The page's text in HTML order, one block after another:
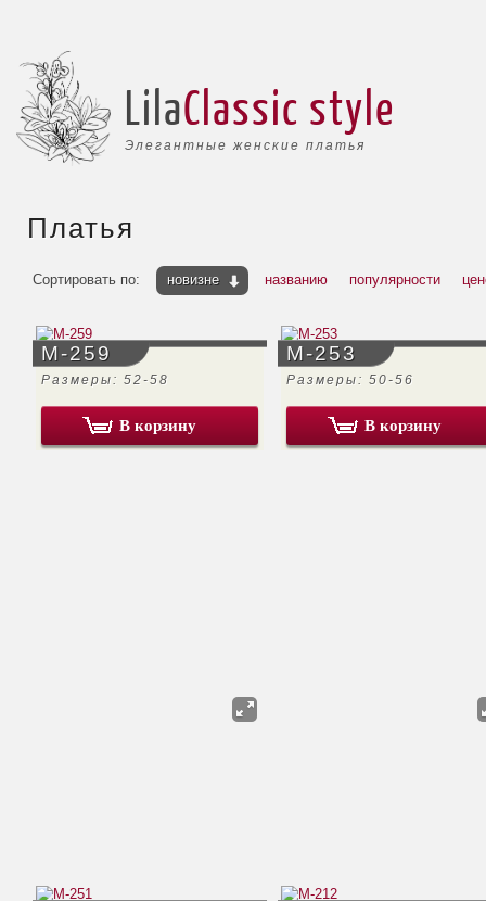
Элегантные женские платья
LilaClassic style
Платья
Сортировать по: новизне названию популярности
М-259
Размеры: 52-58
В корзину
М-253
Размеры: 50-56
В корзину